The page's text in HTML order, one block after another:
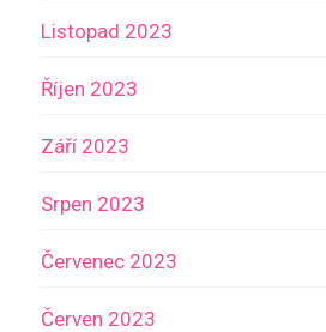
Listopad 2023
Říjen 2023
Září 2023
Srpen 2023
Červenec 2023
Červen 2023